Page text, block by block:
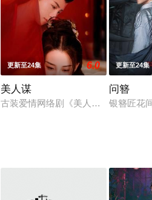
视剧全集就上星辰影视，更多
剧、电视猫或剧情网等平台了
本古怪的剧本，在民国和现代的双
更新至24集 6.0
美人谋
古装爱情网络剧《美人谋》改编自桥
更新至24集
问簪
银簪匠花